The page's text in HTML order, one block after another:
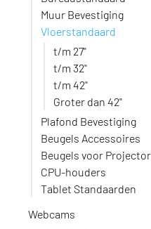
Muur Bevestiging
Vloerstandaard
t/m 27"
t/m 32"
t/m 42"
Groter dan 42"
Plafond Bevestiging
Beugels Accessoires
Beugels voor
CPU-houders
Tablet Standaarden
Webcams
Yealink
tray WHITE
Op voorraad
478,-